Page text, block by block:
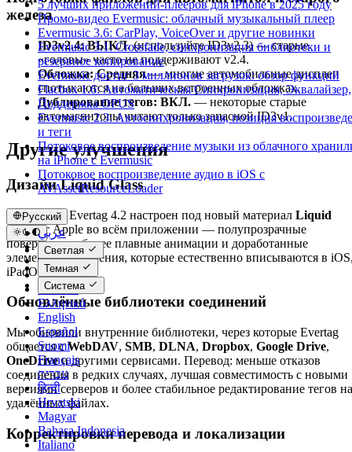
5 лучших приложений-плееров для iPhone в 2025 году
Промо-видео Evermusic: облачный музыкальный плеер
Evermusic 3.6: CarPlay, VoiceOver и другие новинки
Evermusic 3.1: Crossfade, синхронизация библиотеки и
резервное копирование
Evermusic достиг 3 миллионов загрузок: обзор функций
Flacbox 1.6: Автоматическая Синхронизация, Эквалайзер,
Поддержка OPUS
Evermusic 2.3: Автосинхронизация, позиция
и теги
Потоковое воспроизведение музыки из облачного
на iPhone с Evermusic
Потоковое воспроизведение аудио в iOS с
AVAssetResourceLoader
Русский
عربي
Català
Čeština
Dansk
Deutsch
Ελληνικά
English
Español
Suomi
Français
עברית
हिन्दी
Hrvatski
Magyar
Bahasa Indonesia
Italiano
Светлая
Темная
Система
железа
ID3v2.4: ВЫКЛ.(используйте ID3v2.3) — старые
«головы» часто не поддерживают v2.4.
Обложка: Средняя— многие автомобильные дисплеи
спотыкаются на больших встроенных обложках.
Дублирование тегов: ВКЛ. — некоторые старые
автомагнитолы читают только запасной ID3v1.
Другие улучшения
Дизайн Liquid Glass
Интерфейс Evertag 4.2 настроен под новый материал Liquid
Glassот Apple во всём приложении — полупрозрачные
поверхности, более плавные анимации и доработанные
элементы управления, которые естественно вписываются в
iPadOS и macOS.
Обновлённые библиотеки соединений
Мы обновили внутренние библиотеки, через которые Evertag
общается сWebDAV, SMB, DLNA, Dropbox, Google Drive,
OneDriveи другими сервисами. Перевод: меньше отказов
соединения в редких случаях, лучшая совместимость с новыми
версиями серверов и более стабильное редактирование тегов на
удалённых файлах.
Корректировки перевода и локализации